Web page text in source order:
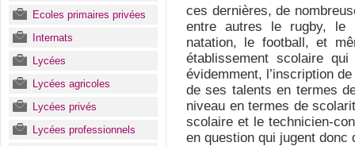
Ecoles primaires privées
Internats
Lycées
Lycées agricoles
Lycées privés
Lycées professionnels
ces dernières, de
entre autres le rugby, le
natation, le football, et
établissement scolaire
évidemment, l’inscription
de ses talents en termes
niveau en termes de
scolaire et le technicien-
en question qui jugent donc